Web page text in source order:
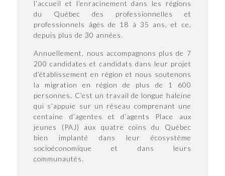
l’accueil et l’enracinement dans les régions
du Québec des professionnelles et
professionnels âgés de 18 à 35 ans, et ce,
depuis plus de 30 années.
Annuellement, nous accompagnons plus de 7
200 candidates et candidats dans leur projet
d’établissement en région et nous soutenons
la migration en région de plus de 1 600
personnes. C’est un travail de longue haleine
qui s’appuie sur un réseau comprenant une
centaine d’agentes et d’agents Place aux
jeunes (PAJ) aux quatre coins du Québec
bien implanté dans leur écosystème
socioéconomique et dans leurs
communautés.